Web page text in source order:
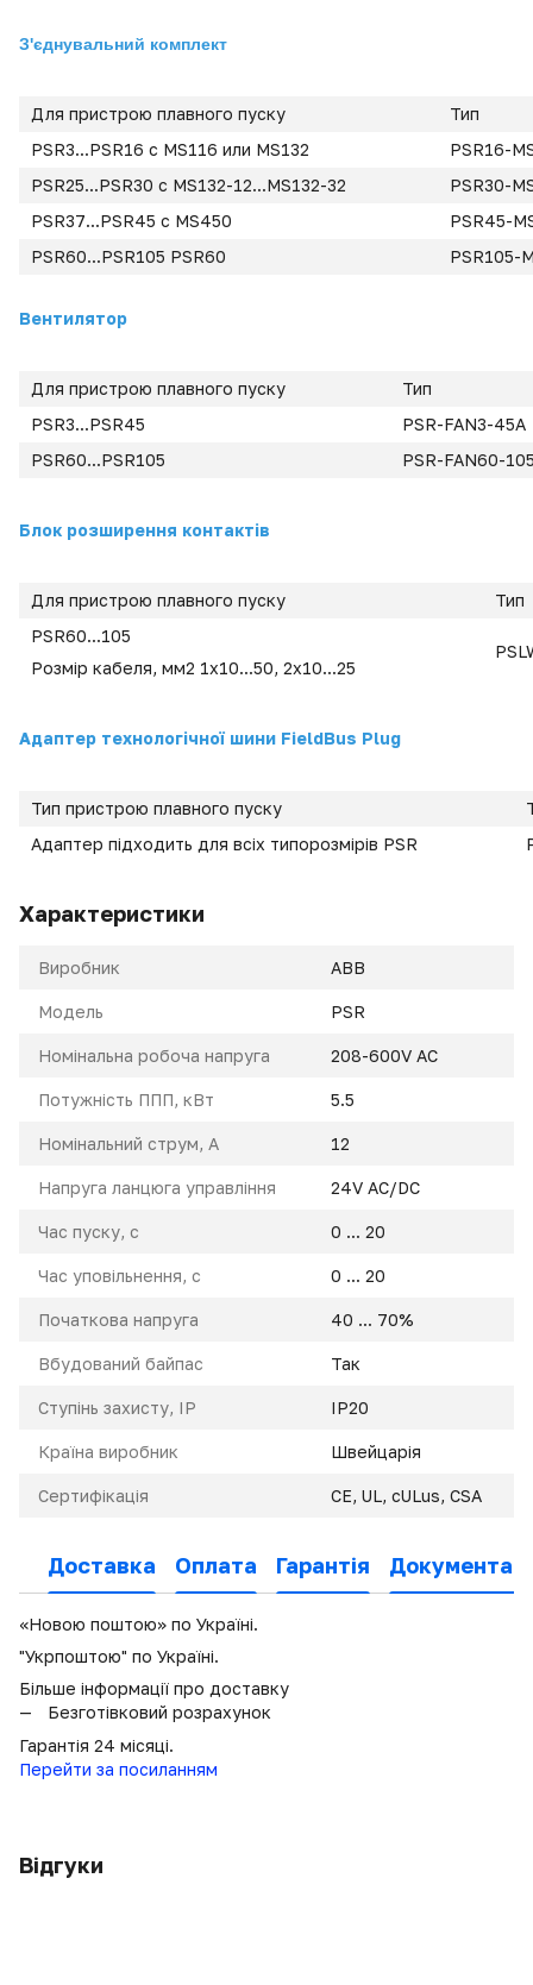
З'єднувальний комплект
Для пристрою плавного пуску
Тип
PSR3...PSR16 с MS116 или MS132
PSR16-
PSR25...PSR30 с MS132-12...MS132-32
PSR30-
PSR37...PSR45 с MS450
PSR45-
PSR60...PSR105 PSR60
PSR105-
Вентилятор
Для пристрою плавного пуску
Тип
PSR3...PSR45
PSR-FAN3-45A
PSR60...PSR105
PSR-FAN60-
Блок розширення контактів
Для пристрою плавного пуску
Тип
PSR60...105
Розмір кабеля, мм2 1x10...50, 2x10...25
Адаптер технологічної шини FieldBus Plug
Тип пристрою плавного пуску
Адаптер підходить для всіх типорозмірів PSR
Характеристики
Виробник ABB
Модель PSR
Номінальна робоча напруга 208-600V AC
Потужність ППП, кВт 5.5
Номінальний струм, A 12
Напруга ланцюга управління 24V AC/DC
Час пуску, с 0 ... 20
Час уповільнення, с 0 ... 20
Початкова напруга 40 ... 70%
Вбудований байпас Так
Ступінь захисту, IP IP20
Країна виробник Швейцарія
Сертифікація CE, UL, cULus, CSA
Доставка Оплата Гарантія
«Новою поштою» по Україні.
"Укрпоштою" по Україні.
Більше інформації про доставку
Безготівковий розрахунок
Гарантія 24 місяці.
Перейти за посиланням
Відгуки